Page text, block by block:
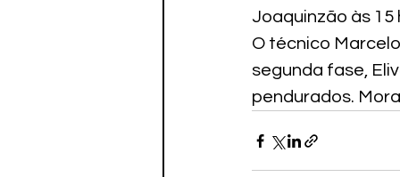
Joaquinzão às
O técnico
segunda fase,
pendurados.